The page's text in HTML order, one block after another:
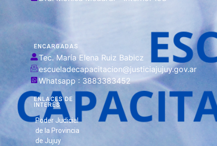
ENCARGADAS
Tec. María Elena Ruiz Babicz
escueladecapacitacion@justiciajujuy.gov.ar
Whatsapp : 3883383452
ENLACES DE
INTERÉS
Poder Judicial
de la Provincia
de Jujuy